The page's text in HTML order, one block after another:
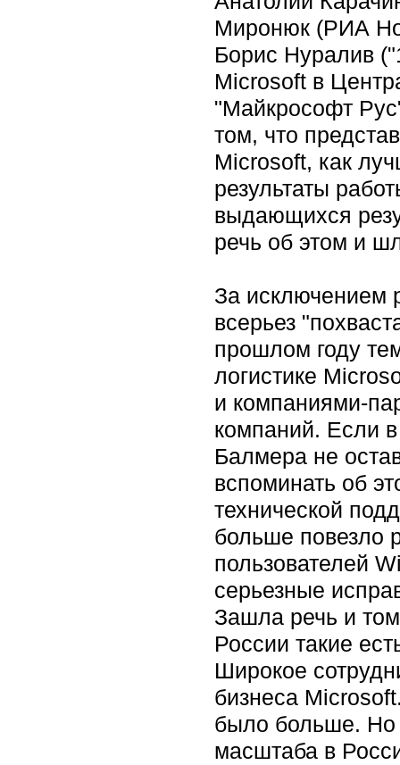
Миронюк (РИА
Борис Нуралив
Microsoft в
"Майкрософт
том, что
Microsoft, как
результаты
выдающихся
речь об этом и
За исключением
всерьез
прошлом году
логистике
и компаниями-
компаний. Если
Балмера не
вспоминать об
технической
больше повезло
пользователей
серьезные
Зашла речь и
России такие
Широкое
бизнеса
было больше. Но
масштаба в